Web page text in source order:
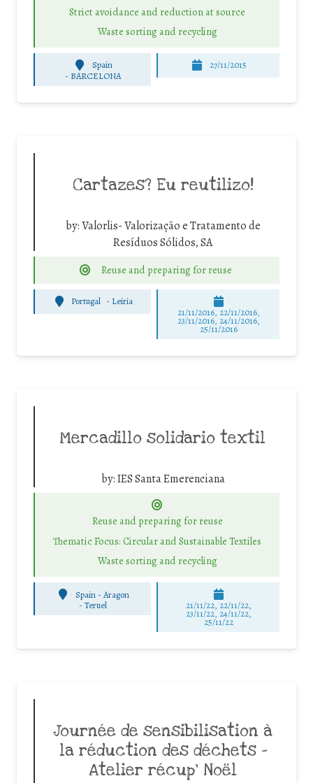
Strict avoidance and reduction at source
Waste sorting and recycling
Spain
- BARCELONA
27/11/2015
Cartazes? Eu reutilizo!
by:Valorlis- Valorização e Tratamento de
Resíduos Sólidos, SA
Reuse and preparing for reuse
Portugal - Leiria
21/11/2016, 22/11/2016,
23/11/2016, 24/11/2016,
25/11/2016
Mercadillo solidario textil
by:IES Santa Emerenciana
Reuse and preparing for reuse
Thematic Focus: Circular and Sustainable Textiles
Waste sorting and recycling
Spain - Aragon
- Teruel 21/11/22, 22/11/22,
23/11/22, 24/11/22,
25/11/22
Journée de sensibilisation à
la réduction des déchets –
Atelier récup’ Noël